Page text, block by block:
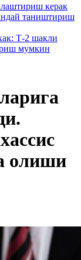
керак
таништириш
Т-2 шакли
мумкин
олиши